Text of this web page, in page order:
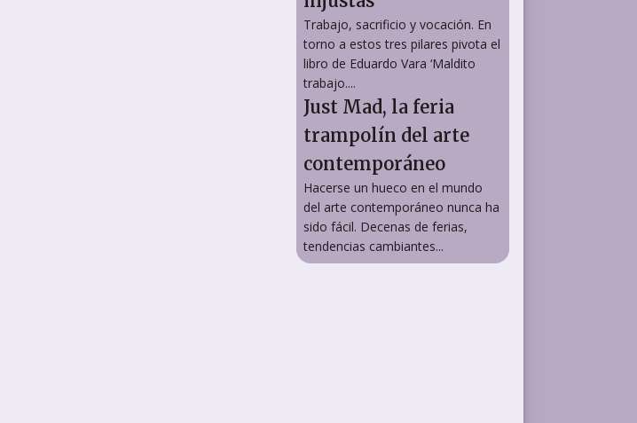
Trabajo, sacrificio y vocación. En
torno a estos tres pilares pivota el
libro de Eduardo Vara ‘Maldito
trabajo....
Just Mad, la feria
trampolín del arte
contemporáneo
Hacerse un hueco en el mundo
del arte contemporáneo nunca ha
sido fácil. Decenas de ferias,
tendencias cambiantes...